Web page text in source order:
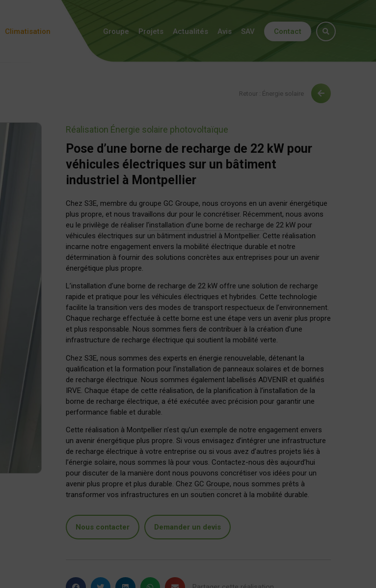
Climatisation Groupe Projets Actualités Avis SAV Contact
Retour : Énergie solaire
Réalisation Énergie solaire photovoltaïque
Pose d’une borne de recharge de 22 kW pour
véhicules électriques sur un bâtiment
industriel à Montpellier
Chez S3E, membre du groupe GC Groupe, nous croyons en un avenir énergétique
plus propre, et nous travaillons dur pour le concrétiser. Récemment, nous avons
eu le privilège de réaliser l’installation d’une borne de recharge de 22 kW pour
véhicules électriques sur un bâtiment industriel à Montpellier. Cette réalisation
incarne notre engagement envers la mobilité électrique durable et notre
détermination à fournir des solutions concrètes aux entreprises pour un avenir
énergétique plus propre.
L’installation d’une borne de recharge de 22 kW offre une solution de recharge
rapide et pratique pour les véhicules électriques et hybrides. Cette technologie
facilite la transition vers des modes de transport respectueux de l’environnement.
Chaque recharge effectuée à cette borne est une étape vers un avenir plus propre
et plus responsable. Nous sommes fiers de contribuer à la création d’une
infrastructure de recharge électrique qui soutient la mobilité verte.
Chez S3E, nous sommes des experts en énergie renouvelable, détenant la
qualification et la formation pour l’installation de panneaux solaires et de bornes
de recharge électrique. Nous sommes également labellisés ADVENIR et qualifiés
IRVE. Chaque étape de cette réalisation, de la planification à l’installation de la
borne de recharge électrique, a été exécutée avec précision pour garantir une
performance fiable et durable.
Cette réalisation à Montpellier n’est qu’un exemple de notre engagement envers
un avenir énergétique plus propre. Si vous envisagez d’intégrer une infrastructure
de recharge électrique à votre entreprise ou si vous avez d’autres projets liés à
l’énergie solaire, nous sommes là pour vous. Contactez-nous dès aujourd’hui
pour discuter de la manière dont nous pouvons concrétiser vos idées pour un
avenir plus propre et plus durable. Chez GC Groupe, nous sommes prêts à
transformer vos infrastructures en un soutien concret à la mobilité durable.
Nous contacter Demander un devis